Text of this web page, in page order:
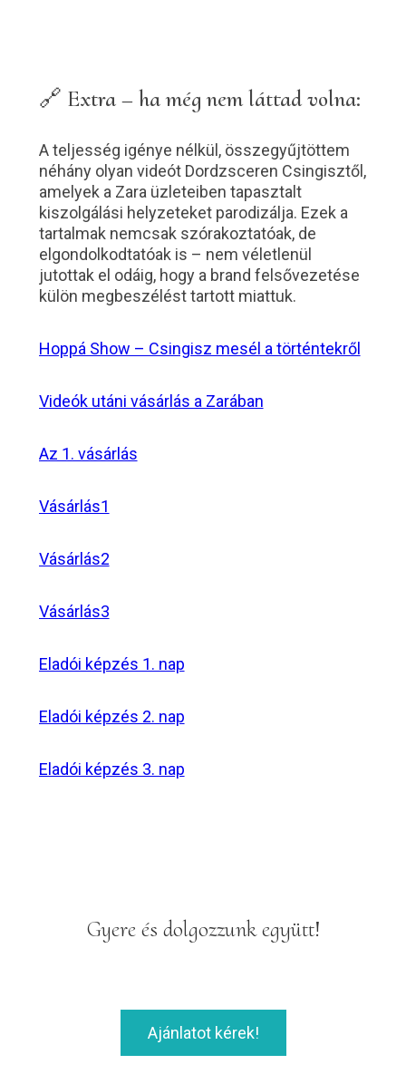
🔗 Extra – ha még nem láttad volna:
A teljesség igénye nélkül, összegyűjtöttem
néhány olyan videót Dordzsceren Csingisztől,
amelyek a Zara üzleteiben tapasztalt
kiszolgálási helyzeteket parodizálja. Ezek a
tartalmak nemcsak szórakoztatóak, de
elgondolkodtatóak is – nem véletlenül
jutottak el odáig, hogy a brand felsővezetése
külön megbeszélést tartott miattuk.
Hoppá Show – Csingisz mesél a történtekről
Videók utáni vásárlás a Zarában
Az 1. vásárlás
Vásárlás1
Vásárlás2
Vásárlás3
Eladói képzés 1. nap
Eladói képzés 2. nap
Eladói képzés 3. nap
Gyere és dolgozzunk együtt!
Ajánlatot kérek!